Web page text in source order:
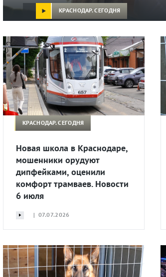
КРАСНОДАР. СЕГОДНЯ
КРАСНОДАР. СЕГОДНЯ
Новая школа в Краснодаре,
мошенники орудуют
дипфейками, оценили
комфорт трамваев. Новости
6 июля
| 07.07.2026